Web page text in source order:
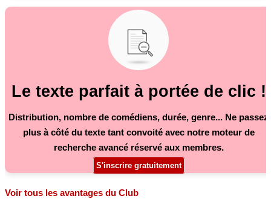
Le texte parfait à portée de clic !
Distribution, nombre de comédiens, durée, genre... Ne passez
plus à côté du texte tant convoité avec notre moteur de
recherche avancé réservé aux membres.
S'inscrire gratuitement
Voir tous les avantages du Club